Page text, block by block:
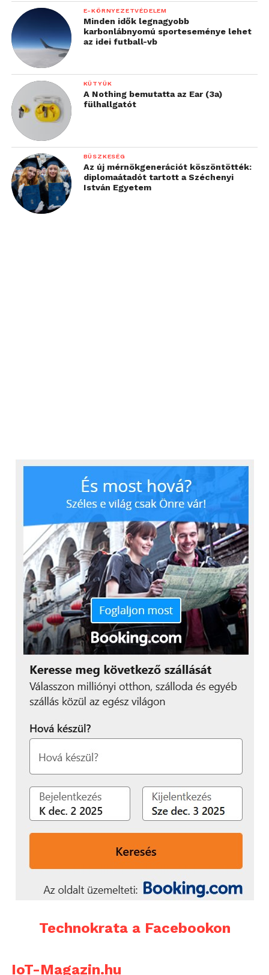
E-KÖRNYEZETVÉDELEM
Minden idők legnagyobb
karbonlábnyomú sporteseménye lehet
az idei futball-vb
KÜTYÜK
A Nothing bemutatta az Ear (3a)
fülhallgatót
BÜSZKESÉG
Az új mérnökgenerációt köszöntötték:
diplomaátadót tartott a Széchenyi
István Egyetem
Technokrata a Facebookon
IoT-Magazin.hu